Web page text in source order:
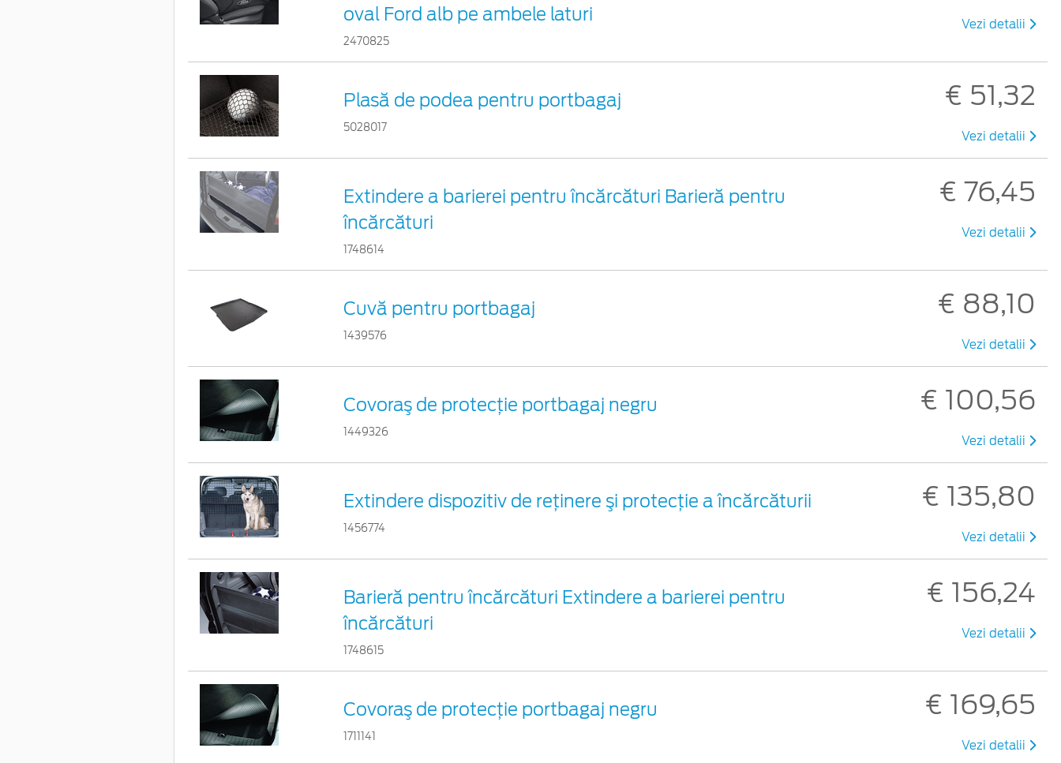
oval Ford alb pe ambele laturi
2470825
Vezi detalii
Plasă de podea pentru portbagaj
5028017
€ 51,32
Vezi detalii
Extindere a barierei pentru încărcături Barieră pentru
încărcături
1748614
€ 76,45
Vezi detalii
Cuvă pentru portbagaj
1439576
€ 88,10
Vezi detalii
Covoraş de protecţie portbagaj negru
1449326
€ 100,56
Vezi detalii
Extindere dispozitiv de reţinere şi protecţie a încărcăturii
1456774
€ 135,80
Vezi detalii
Barieră pentru încărcături Extindere a barierei pentru
încărcături
1748615
€ 156,24
Vezi detalii
Covoraş de protecţie portbagaj negru
1711141
€ 169,65
Vezi detalii